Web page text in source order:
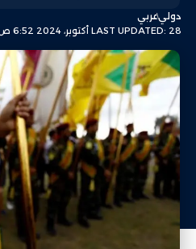
LAST UPDATED: 28 أكتوبر، 2024 6:52 ص
دوليعربي